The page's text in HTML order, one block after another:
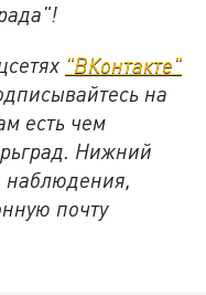
"ВКонтакте"
на
есть чем
Нижний
наблюдения,
почту